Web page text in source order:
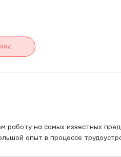
работу на самых известных
опыт в процессе